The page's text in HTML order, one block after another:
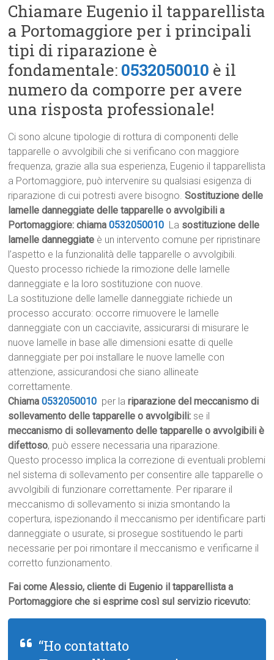
Chiamare Eugenio il tapparellista
a Portomaggiore per i principali
tipi di riparazione è
fondamentale: 0532050010 è il
numero da comporre per avere
una risposta professionale!
Ci sono alcune tipologie di rottura di componenti delle
tapparelle o avvolgibili che si verificano con maggiore
frequenza, grazie alla sua esperienza, Eugenio il tapparellista
a Portomaggiore, può intervenire su qualsiasi esigenza di
riparazione di cui potresti avere bisogno.Sostituzione delle
lamelle danneggiate delle tapparelle o avvolgibili a
Portomaggiore: chiama0532050010 La sostituzione delle
lamelle danneggiate è un intervento comune per ripristinare
l’aspetto e la funzionalità delle tapparelle o avvolgibili.
Questo processo richiede la rimozione delle lamelle
danneggiate e la loro sostituzione con nuove.
La sostituzione delle lamelle danneggiate richiede un
processo accurato: occorre rimuovere le lamelle
danneggiate con un cacciavite, assicurarsi di misurare le
nuove lamelle in base alle dimensioni esatte di quelle
danneggiate per poi installare le nuove lamelle con
attenzione, assicurandosi che siano allineate
correttamente.
Chiama0532050010 per lariparazione del meccanismo di
sollevamento delle tapparelle o avvolgibili: se il
meccanismo di sollevamento delle tapparelle o avvolgibili è
difettoso, può essere necessaria una riparazione.
Questo processo implica la correzione di eventuali problemi
nel sistema di sollevamento per consentire alle tapparelle o
avvolgibili di funzionare correttamente. Per riparare il
meccanismo di sollevamento si inizia smontando la
copertura, ispezionando il meccanismo per identificare parti
danneggiate o usurate, si prosegue sostituendo le parti
necessarie per poi rimontare il meccanismo e verificarne il
corretto funzionamento.
Fai come Alessio, cliente di Eugenio il tapparellista a
Portomaggiore che si esprime così sul servizio ricevuto:
“Ho contattato